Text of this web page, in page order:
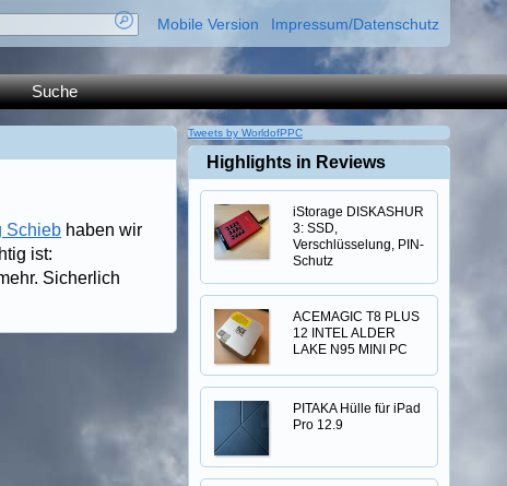
Mobile Version Impressum/Datenschutz
Suche
Schieb haben wir
ist:
Sicherlich
Tweets by WorldofPPC
Highlights in Reviews
iStorage DISKASHUR
3: SSD,
Verschlüsselung, PIN-
Schutz
ACEMAGIC T8 PLUS
12 INTEL ALDER
LAKE N95 MINI PC
PITAKA Hülle für iPad
Pro 12.9